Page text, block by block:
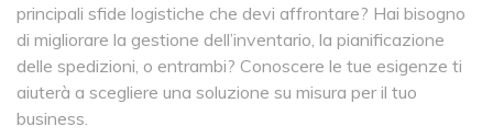
principali sfide logistiche che devi affrontare? Hai bisogno
di migliorare la gestione dell’inventario, la pianificazione
delle spedizioni, o entrambi? Conoscere le tue esigenze ti
aiuterà a scegliere una soluzione su misura per il tuo
business.